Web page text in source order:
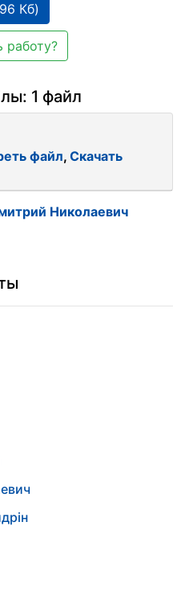
Кб)
работу?
1 файл
файл, Скачать
Николаевич